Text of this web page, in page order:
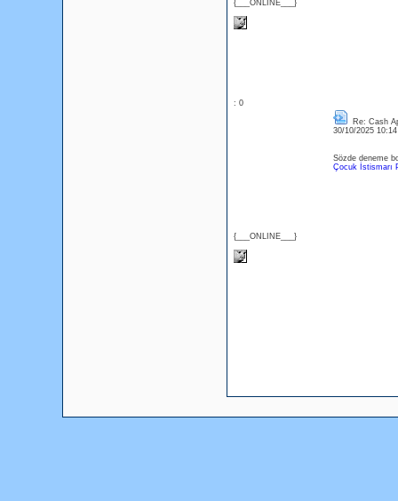
{___ONLINE___}
: 0
{___ONLINE___}
Re: Cash
30/10/2025
Sözde deneme
Çocuk İstismarı